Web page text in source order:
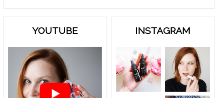
YOUTUBE INSTAGRAM